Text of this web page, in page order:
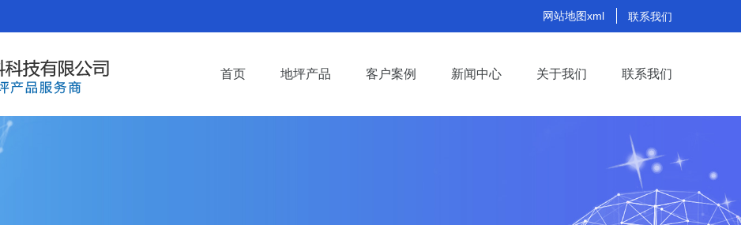
网站地图xml 联系我们
首页 地坪产品 客户案例 新闻中心 关于我们 联系我们